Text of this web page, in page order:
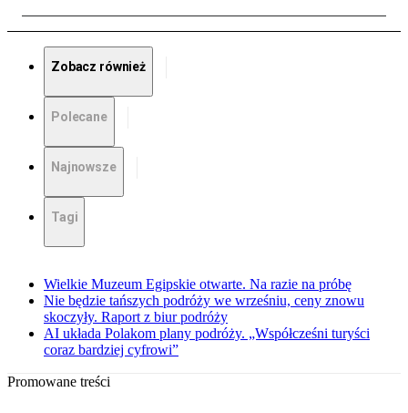
Zobacz również
Polecane
Najnowsze
Tagi
Wielkie Muzeum Egipskie otwarte. Na razie na próbę
Nie będzie tańszych podróży we wrześniu, ceny znowu
skoczyły. Raport z biur podróży
AI układa Polakom plany podróży. „Współcześni turyści
coraz bardziej cyfrowi”
Promowane treści